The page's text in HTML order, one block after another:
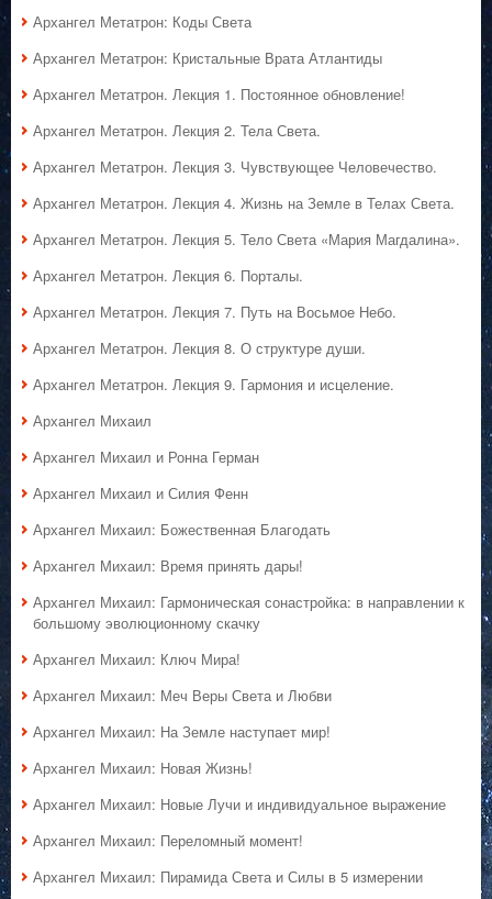
Архангел Метатрон: Коды Света
Архангел Метатрон: Кристальные Врата Атлантиды
Архангел Метатрон. Лекция 1. Постоянное обновление!
Архангел Метатрон. Лекция 2. Тела Света.
Архангел Метатрон. Лекция 3. Чувствующее Человечество.
Архангел Метатрон. Лекция 4. Жизнь на Земле в Телах Света.
Архангел Метатрон. Лекция 5. Тело Света «Мария Магдалина».
Архангел Метатрон. Лекция 6. Порталы.
Архангел Метатрон. Лекция 7. Путь на Восьмое Небо.
Архангел Метатрон. Лекция 8. О структуре души.
Архангел Метатрон. Лекция 9. Гармония и исцеление.
Архангел Михаил
Архангел Михаил и Ронна Герман
Архангел Михаил и Силия Фенн
Архангел Михаил: Божественная Благодать
Архангел Михаил: Время принять дары!
Архангел Михаил: Гармоническая сонастройка: в направлении к
большому эволюционному скачку
Архангел Михаил: Ключ Мира!
Архангел Михаил: Меч Веры Света и Любви
Архангел Михаил: На Земле наступает мир!
Архангел Михаил: Новая Жизнь!
Архангел Михаил: Новые Лучи и индивидуальное выражение
Архангел Михаил: Переломный момент!
Архангел Михаил: Пирамида Света и Силы в 5 измерении